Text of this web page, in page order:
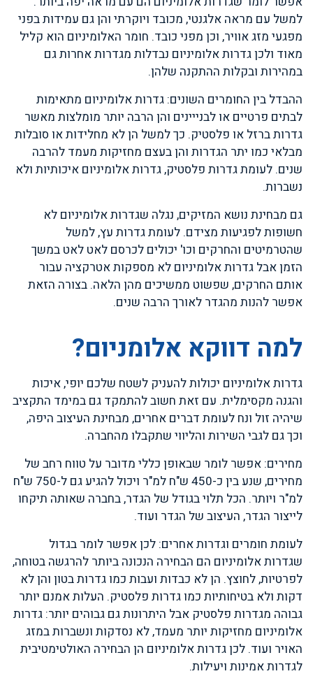
למשל עם מראה אלגנטי, מכובד ויוקרתי והן גם עמידות בפני
מפגעי מזג אוויר, וכן מפני כובד. חומר האלומיניום הוא קליל
מאוד ולכן גדרות אלומיניום נבדלות מגדרות אחרות גם
במהירות ובקלות ההתקנה שלהן.
ההבדל בין החומרים השונים: גדרות אלומיניום מתאימות
לבתים פרטיים או לבנייינים והן הרבה יותר מומלצות מאשר
גדרות ברזל או פלסטיק. כך למשל הן לא מחלידות או סובלות
מבלאי כמו יתר הגדרות והן בעצם מחזיקות מעמד להרבה
שנים. לעומת גדרות פלסטיק, גדרות אלומיניום איכותיות ולא
נשברות.
גם מבחינת נושא המזיקים, נגלה שגדרות אלומיניום לא
חשופות לפגיעות מצידם. לעומת גדרות עץ, למשל
שהטרמיטים והחרקים וכו' יכולים לכרסם לאט לאט במשך
הזמן אבל גדרות אלומיניום לא מספקות אטרקציה עבור
אותם החרקים, שפשוט ממשיכים מהן הלאה. בצורה הזאת
אפשר להנות מהגדר לאורך הרבה שנים.
למה דווקא אלומניום?
גדרות אלומיניום יכולות להעניק לשטח שלכם יופי, איכות
והגנה מקסימלית. עם זאת חשוב להתמקד גם במימד התקציב
שיהיה זול ונח לעומת דברים אחרים, מבחינת העיצוב היפה,
וכך גם לגבי השירות והליווי שתקבלו מהחברה.
מחירים: אפשר לומר שבאופן כללי מדובר על טווח רחב של
מחירים, שנע בין כ-450 ש"ח למ"ר ויכול להגיע גם ל-750 ש"ח
למ"ר ויותר. הכל תלוי בגודל של הגדר, בחברה שאותה תיקחו
לייצור הגדר, העיצוב של הגדר ועוד.
לעומת חומרים וגדרות אחרים: לכן אפשר לומר בגדול
שגדרות אלומיניום הם הבחירה הנכונה ביותר להרגשה בטוחה,
לפרטיות, לחוצץ. הן לא כבדות ועבות כמו גדרות בטון והן לא
דקות ולא בטיחותיות כמו גדרות פלסטיק. העלות אמנם יותר
גבוהה מגדרות פלסטיק אבל היתרונות גם גבוהים יותר: גדרות
אלומיניום מחזיקות יותר מעמד, לא נסדקות ונשברות במזג
האויר ועוד. לכן גדרות אלומיניום הן הבחירה האולטימטיבית
לגדרות אמינות ויעילות.